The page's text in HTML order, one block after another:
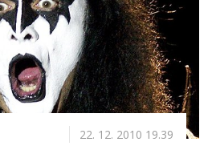
22. 12. 2010 19.39